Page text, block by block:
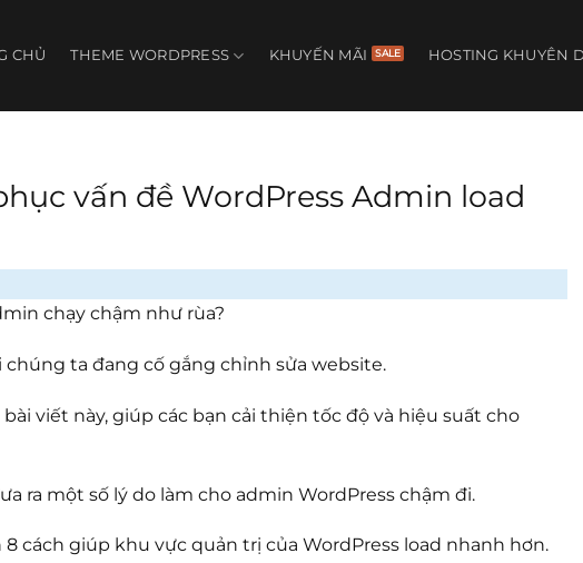
CHỦ THEME WORDPRESS KHUYẾN MÃI HOSTING KHUYÊN
vấn đề WordPress Admin load
chạy chậm như rùa?
ta đang cố gắng chỉnh sửa website.
viết này, giúp các bạn cải thiện tốc độ và hiệu suất cho
ra một số lý do làm cho admin WordPress chậm đi.
cách giúp khu vực quản trị của WordPress load nhanh hơn.